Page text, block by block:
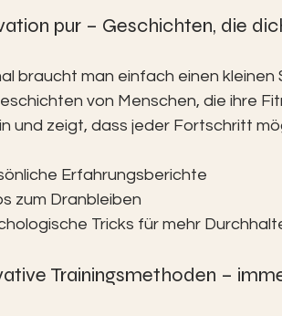
pur – Geschichten, die
braucht man einfach einen
von Menschen, die ihre
und zeigt, dass jeder Fortschritt
Erfahrungsberichte
zum Dranbleiben
Tricks für mehr
Trainingsmethoden –